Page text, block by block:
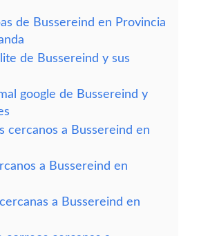
de Bussereind en Provincia
de Bussereind y sus
google de Bussereind y
cercanos a Bussereind en
a Bussereind en
a Bussereind en